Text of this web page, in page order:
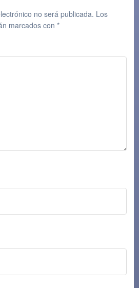
no será publicada. Los
marcados con *